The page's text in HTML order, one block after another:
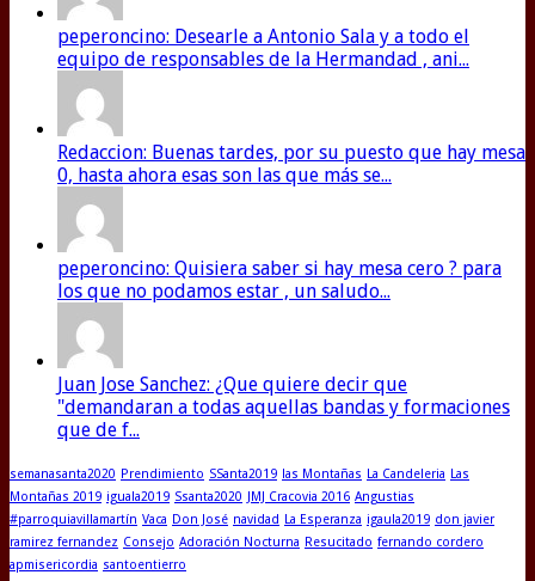
peperoncino: Desearle a Antonio Sala y a todo el
equipo de responsables de la Hermandad , ani...
Redaccion: Buenas tardes, por su puesto que hay mesa
0, hasta ahora esas son las que más se...
peperoncino: Quisiera saber si hay mesa cero ? para
los que no podamos estar , un saludo...
Juan Jose Sanchez: ¿Que quiere decir que
"demandaran a todas aquellas bandas y formaciones
que de f...
semanasanta2020 Prendimiento SSanta2019 las Montañas La Candeleria Las
Montañas 2019 iguala2019 Ssanta2020 JMJ Cracovia 2016 Angustias
#parroquiavillamartín Vaca Don José navidad La Esperanza igaula2019 don javier
ramirez fernandez Consejo Adoración Nocturna Resucitado fernando cordero
apmisericordia santoentierro